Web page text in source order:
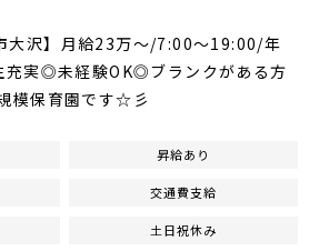
大沢】月給23万～/7:00～19:00/年
充実◎未経験OK◎ブランクがある方
模保育園です☆彡
昇給あり
交通費支給
土日祝休み